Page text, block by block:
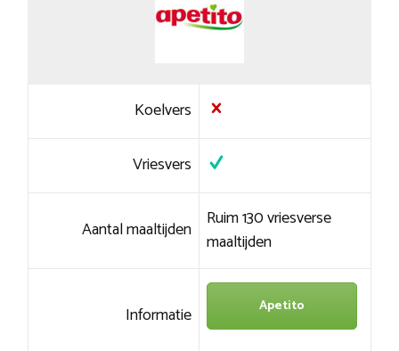
Koelvers
Vriesvers
Aantal maaltijden Ruim 130 vriesverse
maaltijden
Informatie Apetito